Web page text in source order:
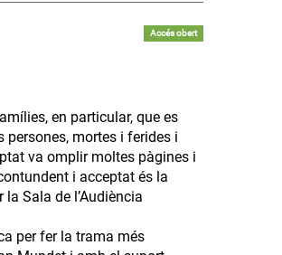
Accés obert
en particular, que es
persones, mortes i ferides i
va omplir moltes pàgines i
i acceptat és la
Sala de l’Audiència
per fer la trama més